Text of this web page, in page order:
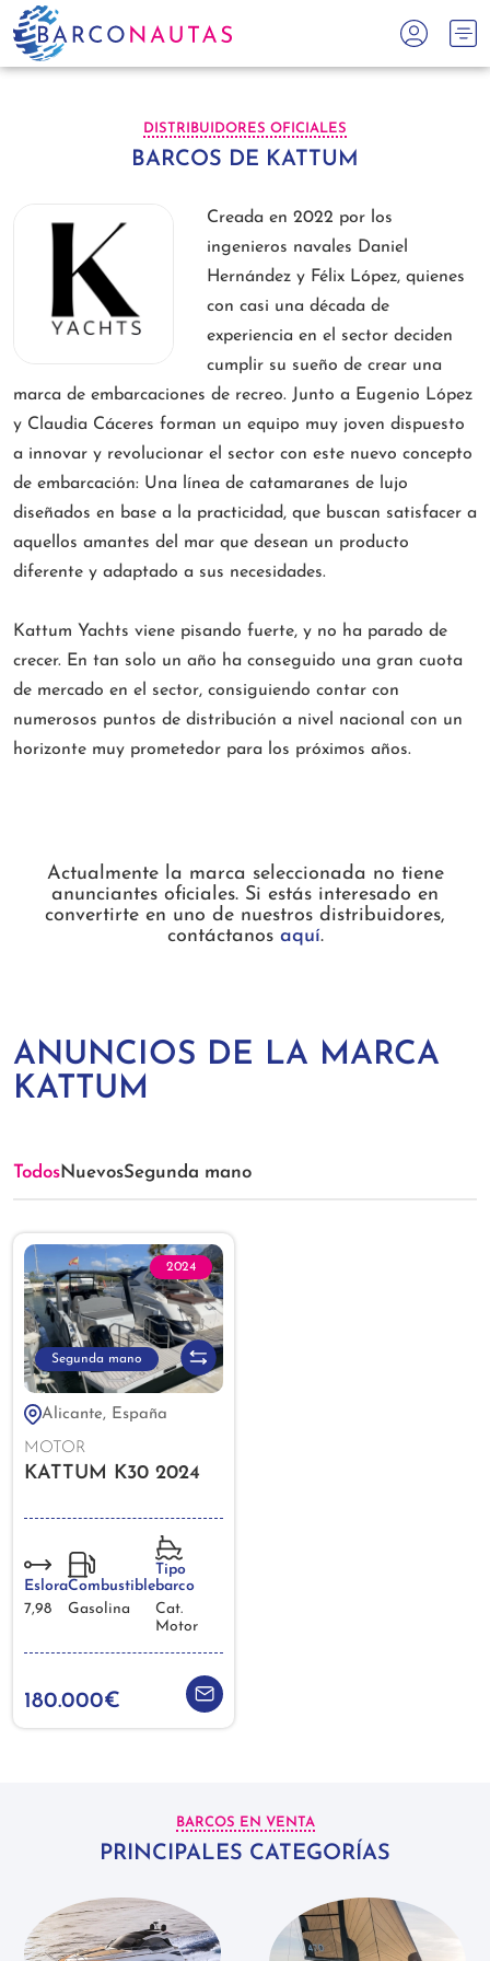
DISTRIBUIDORES OFICIALES
BARCOS DE KATTUM
Creada en 2022 por los
ingenieros navales Daniel
Hernández y Félix López, quienes
con casi una década de
experiencia en el sector deciden
cumplir su sueño de crear una
marca de embarcaciones de recreo. Junto a Eugenio López
y Claudia Cáceres forman un equipo muy joven dispuesto
a innovar y revolucionar el sector con este nuevo concepto
de embarcación: Una línea de catamaranes de lujo
diseñados en base a la practicidad, que buscan satisfacer a
aquellos amantes del mar que desean un producto
diferente y adaptado a sus necesidades.
Kattum Yachts viene pisando fuerte, y no ha parado de
crecer. En tan solo un año ha conseguido una gran cuota
de mercado en el sector, consiguiendo contar con
numerosos puntos de distribución a nivel nacional con un
horizonte muy prometedor para los próximos años.
Actualmente la marca seleccionada no tiene
anunciantes oficiales. Si estás interesado en
convertirte en uno de nuestros distribuidores,
contáctanos aquí.
ANUNCIOS DE LA MARCA
KATTUM
TodosNuevosSegunda mano
2024
Segunda mano
Alicante, España
MOTOR
KATTUM K30 2024
Eslora
7,98
Combustible
Gasolina
Tipo
barco
Cat.
Motor
180.000€
BARCOS EN VENTA
PRINCIPALES CATEGORÍAS